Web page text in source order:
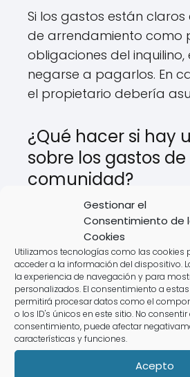
Gestionar el
Consentimiento de
Cookies
Utilizamos tecnologías como las cookies
acceder a la información del dispositivo.
la experiencia de navegación y para
personalizados. El consentimiento a
permitirá procesar datos como el
o los ID's únicos en este sitio. No consentir
consentimiento, puede afectar
características y funciones.
Acepto
Si los gastos están
de arrendamiento como
obligaciones del
negarse a pagarlos. En
el propietario debería
¿Qué hacer si hay
sobre los gastos de
comunidad?
Lo primero es revisar el
arrendamiento. Si las
claramente definidas, se
un acuerdo. En caso de
conflicto, podría ser
un abogado o mediador.
Conclusión